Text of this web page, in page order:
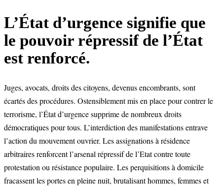
L’État d’urgence signifie que
le pouvoir répressif de l’État
est renforcé.
Juges, avocats, droits des citoyens, devenus encombrants, sont
écartés des procédures. Ostensiblement mis en place pour contrer le
terrorisme, l’État d’urgence supprime de nombreux droits
démocratiques pour tous. L’interdiction des manifestations entrave
l’action du mouvement ouvrier. Les assignations à résidence
arbitraires renforcent l’arsenal répressif de l’Etat contre toute
protestation ou résistance populaire. Les perquisitions à domicile
fracassent les portes en pleine nuit, brutalisant hommes, femmes et